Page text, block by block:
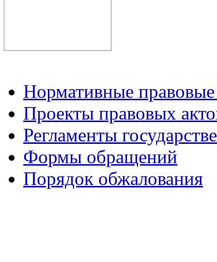
Нормативные
Проекты правовых
Регламенты
Формы обращений
Порядок обжалования